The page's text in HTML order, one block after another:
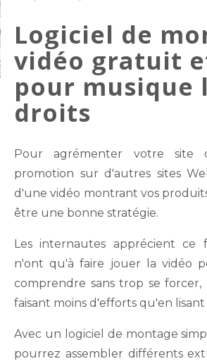
de compte
nous
Logiciel de
vidéo gratuit
pour musique
droits
Pour agrémenter votre
promotion sur d'autres sites
d'une vidéo montrant vos
être une bonne stratégie.
Les internautes apprécient ce
n'ont qu'à faire jouer la vidéo
comprendre sans trop se forcer,
faisant moins d'efforts qu'en
Avec un logiciel de montage
pourrez assembler différents